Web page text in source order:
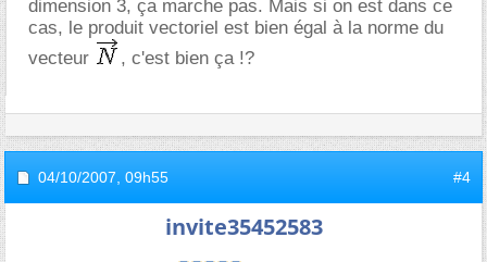
dimension 3, ça marche pas. Mais si on est dans ce
cas, le produit vectoriel est bien égal à la norme du
vecteur
, c'est bien ça !?
04/10/2007, 09h55 #4
invite35452583